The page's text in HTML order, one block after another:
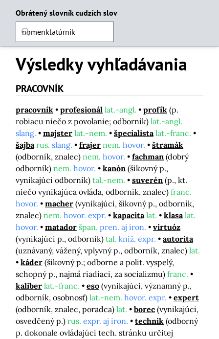
Obrátený slovník cudzích slov
Výsledky vyhľadávania
PRACOVNÍK
pracovník profesionál lat.-angl. profík (p.
robiacu niečo z povolanie; odborník) lat.-angl.
slang.
majster lat.-nem. špecialista lat.-franc.
šajba rus. slang. frajer nem. hovor.
štramák
(odborník, znalec) nem. hovor. fachman (dobrý
odborník) nem. hovor. kanón (šikovný p.,
vynikajúci odborník) tal.-nem. suverén (p., kt.
niečo vynikajúca ovláda, odborník, znalec) franc.
hovor.
macher (vynikajúci, šikovný p., odborník,
znalec) nem. hovor. expr. kapacita lat. klasa lat.
hovor.
matador špan. pren. aj iron.
virtuóz
(vynikajúci p., odborník) tal. kniž. expr.
autorita
(uznávaný, vážený, vplyvný p., odborník, znalec) lat.
káder (šikovný p.; odborne a polit. vyspelý,
schopný p., najmä riadiaci, za socializmu) franc.
kaliber lat.-franc. eso (vynikajúci, významný p.,
odborník, osobnosť) lat.-nem. hovor. expr.
expert
(odborník, znalec, poradca) lat. borec (vynikajúci,
osvedčený p.) rus. expr. aj iron. technik (odborný
p. dokonale ovládajúci tech. stránku určitej